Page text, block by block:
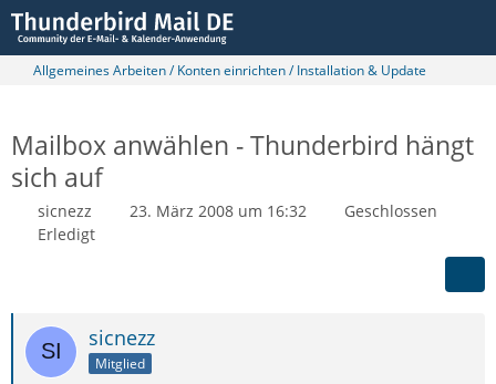
Allgemeines Arbeiten / Konten einrichten / Installation & Update
Mailbox anwählen - Thunderbird hängt
sich auf
sicnezz 23. März 2008 um 16:32
Geschlossen
Erledigt
sicnezz
Mitglied